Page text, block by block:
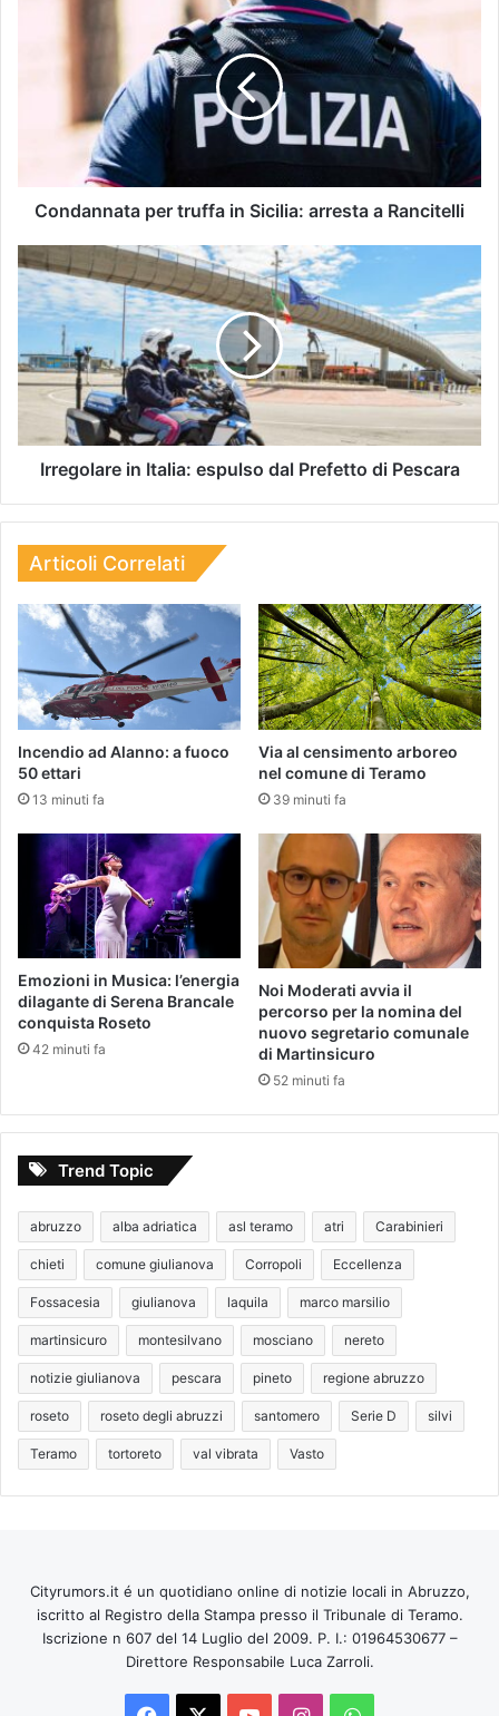
Condannata per truffa in Sicilia: arresta a Rancitelli
Irregolare in Italia: espulso dal Prefetto di Pescara
Articoli Correlati
Incendio ad Alanno: a fuoco
50 ettari
13 minuti fa
Via al censimento arboreo
nel comune di Teramo
39 minuti fa
Emozioni in Musica: l’energia
dilagante di Serena Brancale
conquista Roseto
42 minuti fa
Noi Moderati avvia il
percorso per la nomina del
nuovo segretario comunale
di Martinsicuro
52 minuti fa
Trend Topic
abruzzo alba adriatica asl teramo atri Carabinieri
chieti comune giulianova Corropoli Eccellenza
Fossacesia giulianova laquila marco marsilio
martinsicuro montesilvano mosciano nereto
notizie giulianova pescara pineto regione abruzzo
roseto roseto degli abruzzi santomero Serie D silvi
Teramo tortoreto val vibrata Vasto
Cityrumors.it é un quotidiano online di notizie locali in Abruzzo,
iscritto al Registro della Stampa presso il Tribunale di Teramo.
Iscrizione n 607 del 14 Luglio del 2009. P. I.: 01964530677 –
Direttore Responsabile Luca Zarroli.